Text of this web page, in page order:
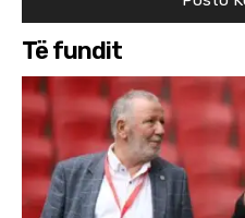
Të fundit